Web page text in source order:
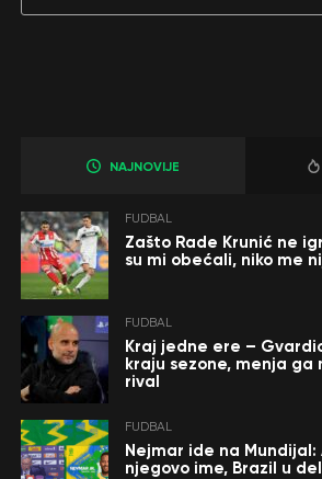
NAJNOVIJE
FUDBAL
Zašto Rade Krunić ne
su mi obećali, niko me
FUDBAL
Kraj jedne ere –
kraju sezone, menja ga
rival
FUDBAL
Nejmar ide na
njegovo ime, Brazil u